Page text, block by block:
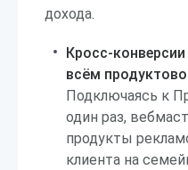
дохода.
Кросс-
всём
Подключаясь к
один раз,
продукты
клиента на